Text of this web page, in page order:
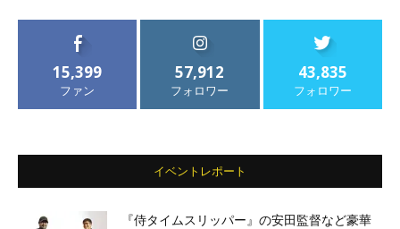
15,399
ファン
57,912
フォロワー
43,835
フォロワー
イベントレポート
『侍タイムスリッパー』の安田監督など豪華